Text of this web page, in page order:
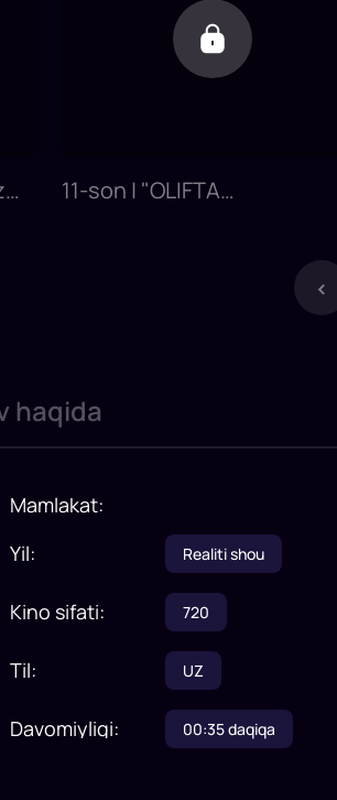
11-son | "OLIFTA
‹
haqida
Mamlakat:
Yil: Realiti shou
Kino sifati: 720
Til: UZ
Davomiyligi: 00:35daqiqa